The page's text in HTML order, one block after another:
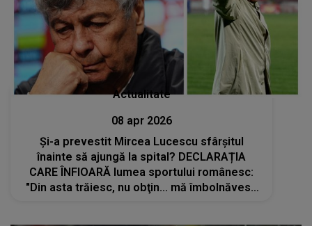
Actualitate
08 apr 2026
Și-a prevestit Mircea Lucescu sfârșitul
înainte să ajungă la spital? DECLARAȚIA
CARE ÎNFIOARĂ lumea sportului românesc:
"Din asta trăiesc, nu obţin... mă îmbolnăvesc